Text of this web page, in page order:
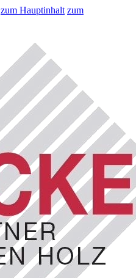
zum Hauptinhalt zum